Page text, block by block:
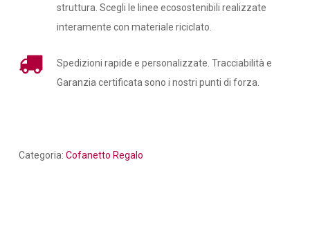
struttura. Scegli le linee ecosostenibili realizzate
interamente con materiale riciclato.
Spedizioni rapide e personalizzate. Tracciabilità e
Garanzia certificata sono i nostri punti di forza.
Categoria: Cofanetto Regalo